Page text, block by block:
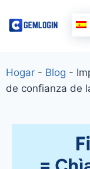
Hogar - Blog -
de confianza de